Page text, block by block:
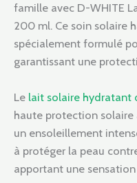
famille avec D-WHITE
200 ml. Ce soin solaire
spécialement formulé
garantissant une
Le lait solaire hydratant
haute protection solaire
un ensoleillement
à protéger la peau
apportant une